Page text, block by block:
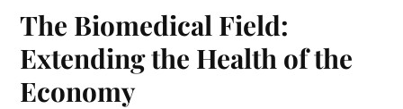
The Biomedical Field:
Extending the Health of the
Economy